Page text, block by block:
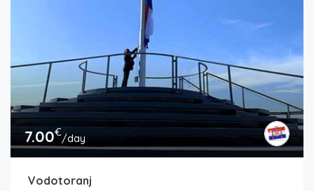
7.00€/day
Vodotoranj